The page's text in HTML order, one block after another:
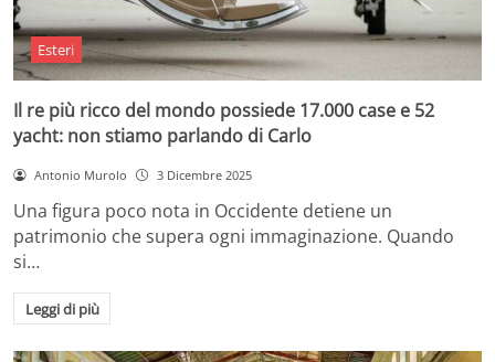
Esteri
Il re più ricco del mondo possiede 17.000 case e 52
yacht: non stiamo parlando di Carlo
Antonio Murolo 3 Dicembre 2025
Una figura poco nota in Occidente detiene un
patrimonio che supera ogni immaginazione. Quando
si…
Leggi di più